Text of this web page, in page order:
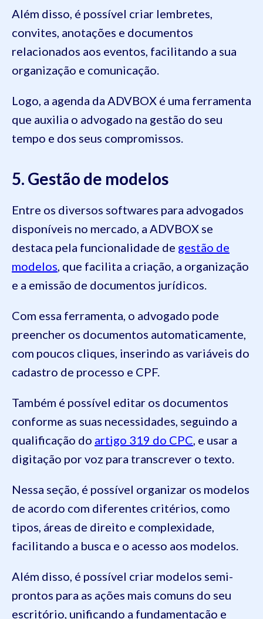
Além disso, é possível criar lembretes,
convites, anotações e documentos
relacionados aos eventos, facilitando a sua
organização e comunicação.
Logo, a agenda da ADVBOX é uma ferramenta
que auxilia o advogado na gestão do seu
tempo e dos seus compromissos.
5. Gestão de modelos
Entre os diversos softwares para advogados
disponíveis no mercado, a ADVBOX se
destaca pela funcionalidade de gestão de
modelos , que facilita a criação, a organização
e a emissão de documentos jurídicos.
Com essa ferramenta, o advogado pode
preencher os documentos automaticamente,
com poucos cliques, inserindo as variáveis do
cadastro de processo e CPF.
Também é possível editar os documentos
conforme as suas necessidades, seguindo a
qualificação do artigo 319 do CPC , e usar a
digitação por voz para transcrever o texto.
Nessa seção, é possível organizar os modelos
de acordo com diferentes critérios, como
tipos, áreas de direito e complexidade,
facilitando a busca e o acesso aos modelos.
Além disso, é possível criar modelos semi-
prontos para as ações mais comuns do seu
escritório, unificando a fundamentação e